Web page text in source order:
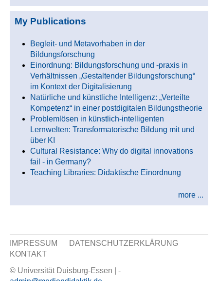
My Publications
Begleit- und Metavorhaben in der
Bildungsforschung
Einordnung: Bildungsforschung und -praxis in
Verhältnissen „Gestaltender Bildungsforschung“
im Kontext der Digitalisierung
Natürliche und künstliche Intelligenz: „Verteilte
Kompetenz“ in einer postdigitalen Bildungstheorie
Problemlösen in künstlich-intelligenten
Lernwelten: Transformatorische Bildung mit und
über KI
Cultural Resistance: Why do digital innovations
fail - in Germany?
Teaching Libraries: Didaktische Einordnung
more ...
Sekundär Menü
IMPRESSUM
DATENSCHUTZERKLÄRUNG
KONTAKT
© Universität Duisburg-Essen | -